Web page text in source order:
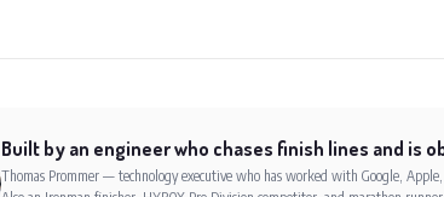
Built by an engineer who chases finish lines and is
Thomas Prommer — technology executive who has worked with Google,